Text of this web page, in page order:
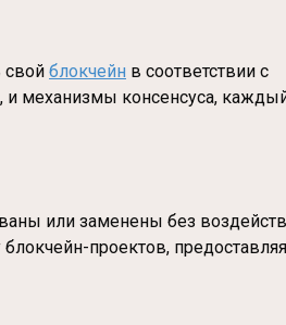
свой блокчейн в соответствии с
механизмы консенсуса,
или заменены без
проектов,